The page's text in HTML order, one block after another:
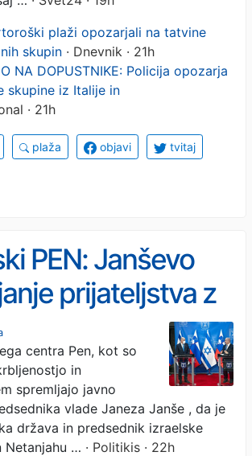
plaži opozarjali na tatvine
skupin · Dnevnik · 21h
NA DOPUSTNIKE: Policija opozarja
skupine iz Italije in
· 21h
plaža objavi tvitaj
PEN: Janševo
prijateljstva z
meče
senco na
in njene
centra Pen, kot so
in
spremljajo javno
vlade Janeza Janše , da je
država in predsednik izraelske
Netanjahu … · Politikis · 22h